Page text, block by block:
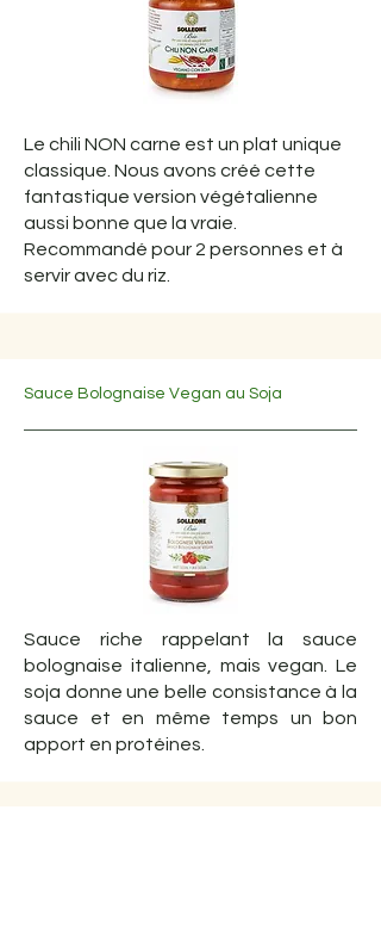
Le chili NON carne est un plat unique
classique. Nous avons créé cette
fantastique version végétalienne
aussi bonne que la vraie.
Recommandé pour 2 personnes et à
servir avec du riz.
Sauce Bolognaise Vegan au Soja
Sauce riche rappelant la sauce
bolognaise italienne, mais vegan. Le
soja donne une belle consistance à la
sauce et en même temps un bon
apport en protéines.